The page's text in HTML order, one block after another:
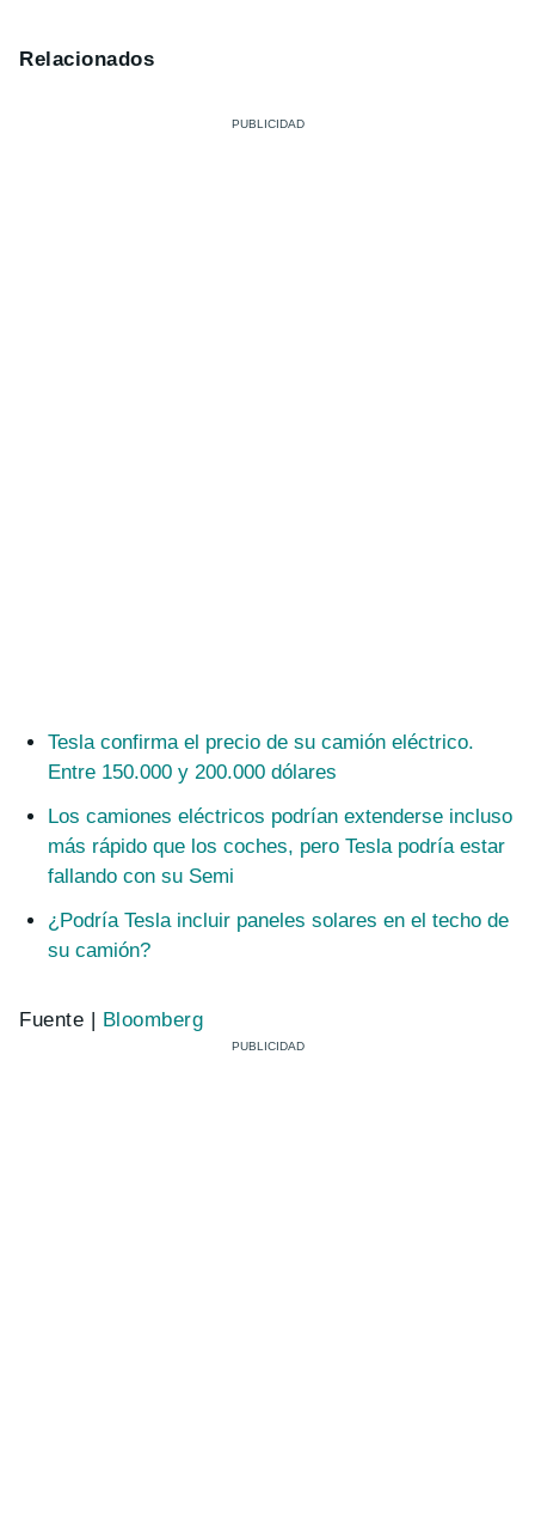
Relacionados
Tesla confirma el precio de su camión eléctrico.
Entre 150.000 y 200.000 dólares
Los camiones eléctricos podrían extenderse incluso
más rápido que los coches, pero Tesla podría estar
fallando con su Semi
¿Podría Tesla incluir paneles solares en el techo de
su camión?
Fuente | Bloomberg